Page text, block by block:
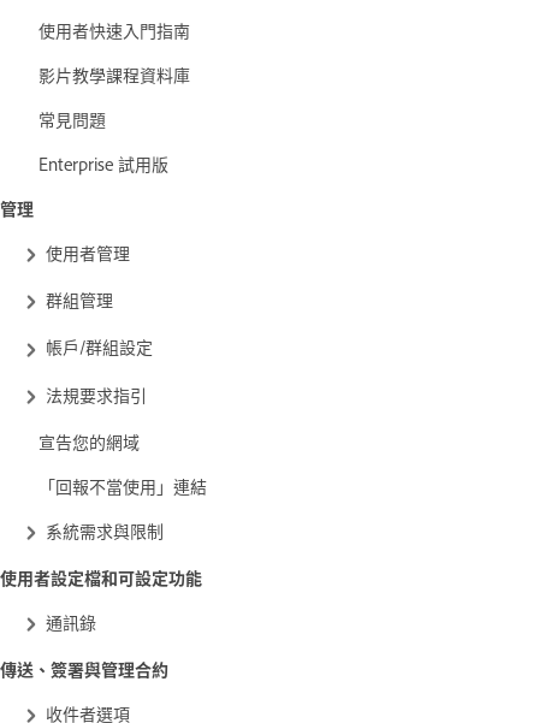
使用者快速入門指南
影片教學課程資料庫
常見問題
Enterprise 試用版
管理
使用者管理
群組管理
帳戶/群組設定
法規要求指引
宣告您的網域
「回報不當使用」連結
系統需求與限制
使用者設定檔和可設定功能
通訊錄
傳送、簽署與管理合約
收件者選項